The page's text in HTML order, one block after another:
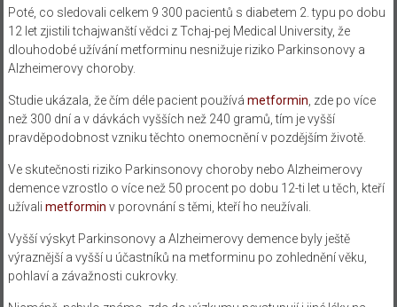
Poté, co sledovali celkem 9 300 pacientů s diabetem 2. typu po dobu
12 let zjistili tchajwanští vědci z Tchaj-pej Medical University, že
dlouhodobé užívání metforminu nesnižuje riziko Parkinsonovy a
Alzheimerovy choroby.
Studie ukázala, že čím déle pacient používá metformin , zde po více
než 300 dní a v dávkách vyšších než 240 gramů, tím je vyšší
pravděpodobnost vzniku těchto onemocnění v pozdějším životě.
Ve skutečnosti riziko Parkinsonovy choroby nebo Alzheimerovy
demence vzrostlo o více než 50 procent po dobu 12-ti let u těch, kteří
užívali metformin v porovnání s těmi, kteří ho neužívali.
Vyšší výskyt Parkinsonovy a Alzheimerovy demence byly ještě
výraznější a vyšší u účastníků na metforminu po zohlednění věku,
pohlaví a závažnosti cukrovky.